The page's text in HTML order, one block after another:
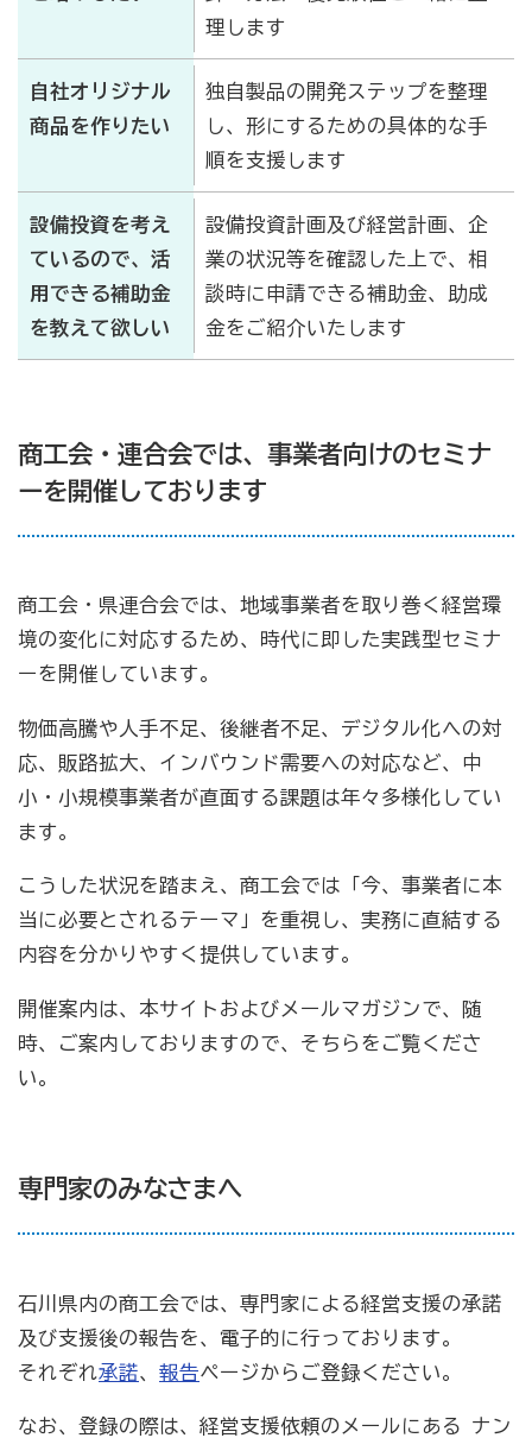
理します
自社オリジナル
商品を作りたい
独自製品の開発ステップを整理
し、形にするための具体的な手
順を支援します
設備投資を考え
ているので、活
用できる補助金
を教えて欲しい
設備投資計画及び経営計画、企
業の状況等を確認した上で、相
談時に申請できる補助金、助成
金をご紹介いたします
商工会・連合会では、事業者向けのセミナ
ーを開催しております
商工会・県連合会では、地域事業者を取り巻く経営環
境の変化に対応するため、時代に即した実践型セミナ
ーを開催しています。
物価高騰や人手不足、後継者不足、デジタル化への対
応、販路拡大、インバウンド需要への対応など、中
小・小規模事業者が直面する課題は年々多様化してい
ます。
こうした状況を踏まえ、商工会では「今、事業者に本
当に必要とされるテーマ」を重視し、実務に直結する
内容を分かりやすく提供しています。
開催案内は、本サイトおよびメールマガジンで、随
時、ご案内しておりますので、そちらをご覧くださ
い。
専門家のみなさまへ
石川県内の商工会では、専門家による経営支援の承諾
及び支援後の報告を、電子的に行っております。
それぞれ承諾、 報告ページからご登録ください。
なお、登録の際は、経営支援依頼のメールにある ナン